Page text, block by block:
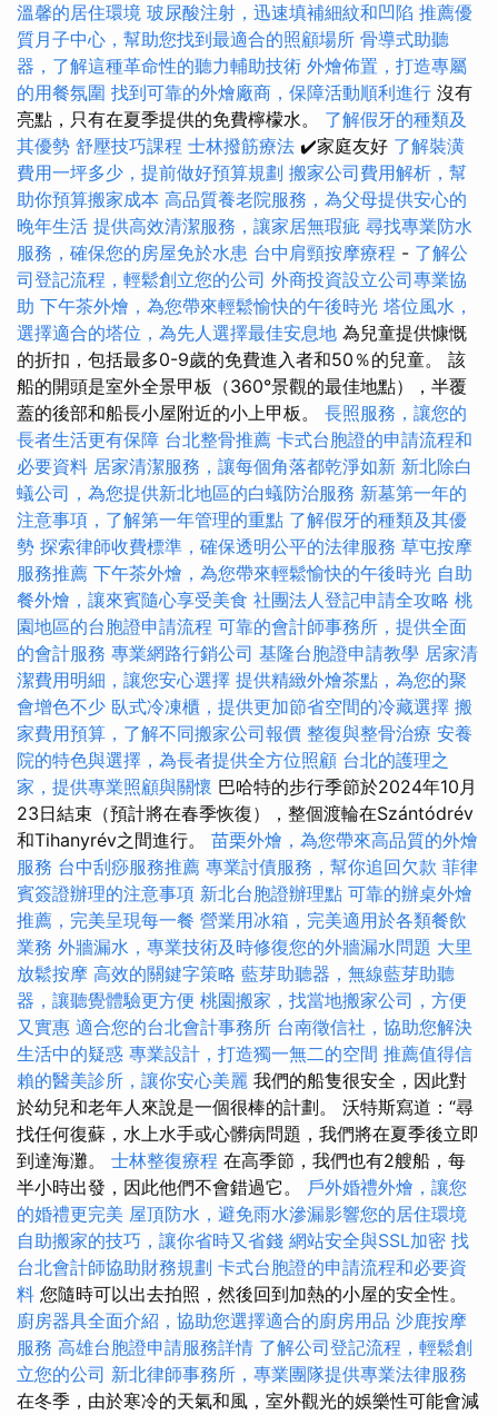
溫馨的居住環境 玻尿酸注射，迅速填補細紋和凹陷 推薦優
質月子中心，幫助您找到最適合的照顧場所 骨導式助聽
器，了解這種革命性的聽力輔助技術 外燴佈置，打造專屬
的用餐氛圍 找到可靠的外燴廠商，保障活動順利進行 沒有
亮點，只有在夏季提供的免費檸檬水。 了解假牙的種類及
其優勢 舒壓技巧課程 士林撥筋療法 ✔️家庭友好 了解裝潢
費用一坪多少，提前做好預算規劃 搬家公司費用解析，幫
助你預算搬家成本 高品質養老院服務，為父母提供安心的
晚年生活 提供高效清潔服務，讓家居無瑕疵 尋找專業防水
服務，確保您的房屋免於水患 台中肩頸按摩療程 - 了解公
司登記流程，輕鬆創立您的公司 外商投資設立公司專業協
助 下午茶外燴，為您帶來輕鬆愉快的午後時光 塔位風水，
選擇適合的塔位，為先人選擇最佳安息地 為兒童提供慷慨
的折扣，包括最多0-9歲的免費進入者和50％的兒童。 該
船的開頭是室外全景甲板（360°景觀的最佳地點），半覆
蓋的後部和船長小屋附近的小上甲板。 長照服務，讓您的
長者生活更有保障 台北整骨推薦 卡式台胞證的申請流程和
必要資料 居家清潔服務，讓每個角落都乾淨如新 新北除白
蟻公司，為您提供新北地區的白蟻防治服務 新墓第一年的
注意事項，了解第一年管理的重點 了解假牙的種類及其優
勢 探索律師收費標準，確保透明公平的法律服務 草屯按摩
服務推薦 下午茶外燴，為您帶來輕鬆愉快的午後時光 自助
餐外燴，讓來賓隨心享受美食 社團法人登記申請全攻略 桃
園地區的台胞證申請流程 可靠的會計師事務所，提供全面
的會計服務 專業網路行銷公司 基隆台胞證申請教學 居家清
潔費用明細，讓您安心選擇 提供精緻外燴茶點，為您的聚
會增色不少 臥式冷凍櫃，提供更加節省空間的冷藏選擇 搬
家費用預算，了解不同搬家公司報價 整復與整骨治療 安養
院的特色與選擇，為長者提供全方位照顧 台北的護理之
家，提供專業照顧與關懷 巴哈特的步行季節於2024年10月
23日結束（預計將在春季恢復），整個渡輪在Szántódrév
和Tihanyrév之間進行。 苗栗外燴，為您帶來高品質的外燴
服務 台中刮痧服務推薦 專業討債服務，幫你追回欠款 菲律
賓簽證辦理的注意事項 新北台胞證辦理點 可靠的辦桌外燴
推薦，完美呈現每一餐 營業用冰箱，完美適用於各類餐飲
業務 外牆漏水，專業技術及時修復您的外牆漏水問題 大里
放鬆按摩 高效的關鍵字策略 藍芽助聽器，無線藍芽助聽
器，讓聽覺體驗更方便 桃園搬家，找當地搬家公司，方便
又實惠 適合您的台北會計事務所 台南徵信社，協助您解決
生活中的疑惑 專業設計，打造獨一無二的空間 推薦值得信
賴的醫美診所，讓你安心美麗 我們的船隻很安全，因此對
於幼兒和老年人來說是一個很棒的計劃。 沃特斯寫道：“尋
找任何復蘇，水上水手或心髒病問題，我們將在夏季後立即
到達海灘。 士林整復療程 在高季節，我們也有2艘船，每
半小時出發，因此他們不會錯過它。 戶外婚禮外燴，讓您
的婚禮更完美 屋頂防水，避免雨水滲漏影響您的居住環境
自助搬家的技巧，讓你省時又省錢 網站安全與SSL加密 找
台北會計師協助財務規劃 卡式台胞證的申請流程和必要資
料 您隨時可以出去拍照，然後回到加熱的小屋的安全性。
廚房器具全面介紹，協助您選擇適合的廚房用品 沙鹿按摩
服務 高雄台胞證申請服務詳情 了解公司登記流程，輕鬆創
立您的公司 新北律師事務所，專業團隊提供專業法律服務
在冬季，由於寒冷的天氣和風，室外觀光的娛樂性可能會減